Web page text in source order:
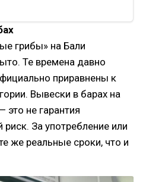
камеру…
грибы» на Бали
Те времена давно
приравнены к
Вывески в барах на
это не гарантия
За употребление или
же реальные сроки, что и